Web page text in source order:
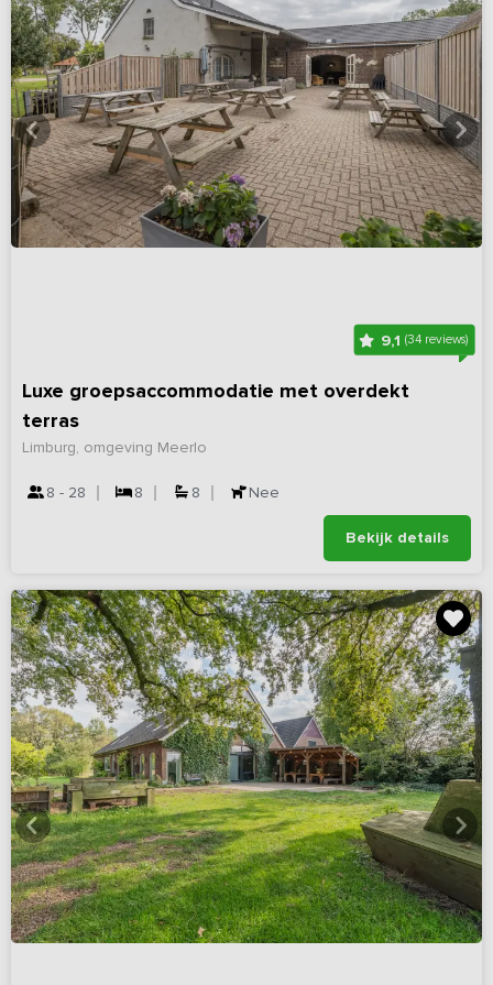
9,1(34 reviews)
Luxe groepsaccommodatie met overdekt
terras
Limburg, omgeving Meerlo
8 - 28 8 8 Nee
Bekijk details